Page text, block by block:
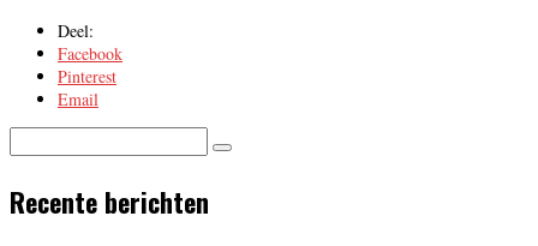
Deel:
Facebook
Pinterest
Email
Recente berichten